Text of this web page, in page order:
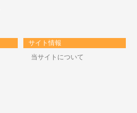
サイト情報
当サイトについて